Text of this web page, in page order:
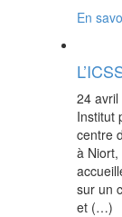
En
24 avril
Institut
centre
à Niort,
sur un
et (…)